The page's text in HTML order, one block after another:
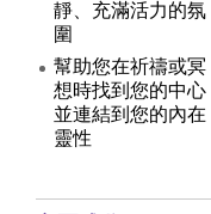
靜、充滿活力的氛
圍
幫助您在祈禱或冥
想時找到您的中心
並連結到您的內在
靈性